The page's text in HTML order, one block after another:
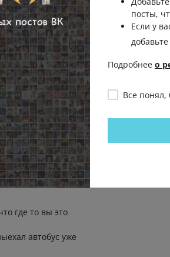
Пожаловаться
если
Пожаловаться
кондиционер в
запустит. И едут
Пожаловаться
где то вы это
автобус уже
посты,
Если у
Подробнее о
Все понял,